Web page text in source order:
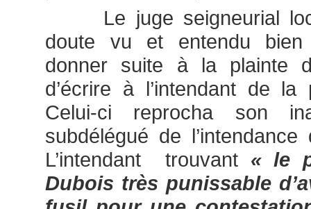
Le juge seigneurial
doute vu et entendu bien
donner suite à la plainte
d’écrire à l’intendant de la
Celui-ci reprocha son
subdélégué de l’intendance
L’intendant trouvant « le
Dubois très punissable